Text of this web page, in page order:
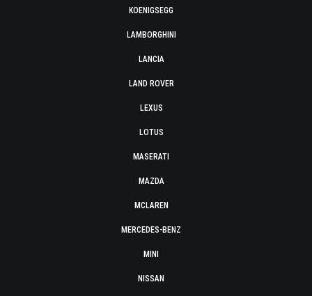
KOENIGSEGG
LAMBORGHINI
LANCIA
LAND ROVER
LEXUS
LOTUS
MASERATI
MAZDA
MCLAREN
MERCEDES-BENZ
MINI
NISSAN